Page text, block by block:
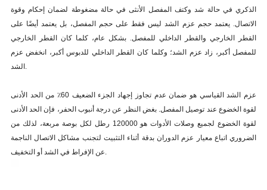
الذكري في حالة شد وكتف المفصل الأنثى في حالة مضغوطة لضمان إحكام وقوة
الاتصال. يعتمد حجم عزم الشد ليس فقط على حجم المفصل، بل يعتمد أيضًا على
القطر الخارجي والقطر الداخلي للمفصل. بشكل عام، كلما كان القطر الخارجي
للمفصل أكبر، زاد عزم الشد؛ وكلما كان القطر الداخلي للدبوس أكبر، انخفض عزم
الشد.
عزم الشد القياسي هو ضمان عدم تجاوز إجهاد الجزء الضعيف 60٪ من الحد الأدنى
لقوة الخضوع عند توصيل المفصل. بغض النظر عن درجة أنبوب الحفر، فإن الحد الأدنى
لقوة الخضوع لجميع وصلات الأدوات هو 120000 رطل لكل بوصة مربعة، لذلك من
الضروري اتباع معيار عزم الدوران بدقة أثناء التثبيت لتجنب مشاكل الاتصال الناجمة